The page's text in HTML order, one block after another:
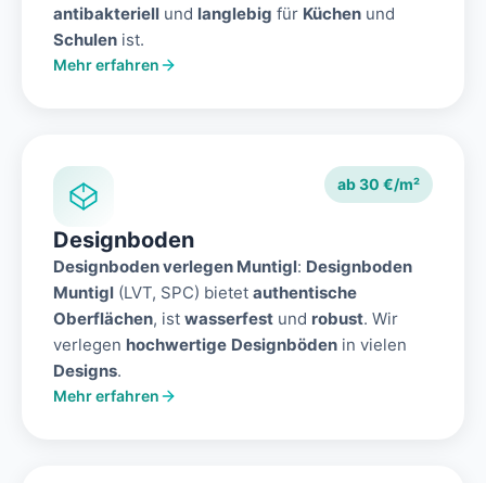
antibakteriell und langlebig für Küchen und
Schulen ist.
Mehr erfahren
ab 30 €/m²
Designboden
Designboden verlegen Muntigl: Designboden
Muntigl (LVT, SPC) bietet authentische
Oberflächen, ist wasserfest und robust. Wir
verlegen hochwertige Designböden in vielen
Designs.
Mehr erfahren